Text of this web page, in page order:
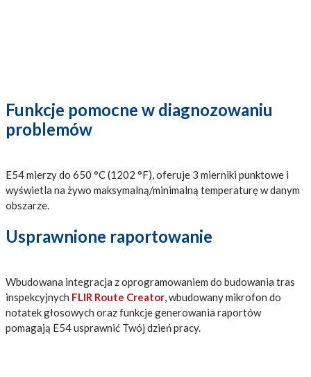
Funkcje pomocne w diagnozowaniu
problemów
E54 mierzy do 650 °C (1202 °F), oferuje 3 mierniki punktowe i
wyświetla na żywo maksymalną/minimalną temperaturę w danym
obszarze.
Usprawnione raportowanie
Wbudowana integracja z oprogramowaniem do budowania tras
inspekcyjnych FLIR Route Creator, wbudowany mikrofon do
notatek głosowych oraz funkcje generowania raportów
pomagają E54 usprawnić Twój dzień pracy.